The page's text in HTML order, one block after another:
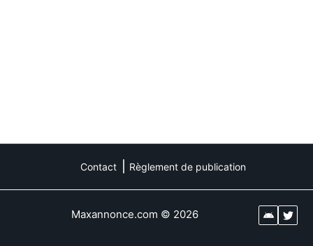
Contact Règlement de publication
Maxannonce.com © 2026